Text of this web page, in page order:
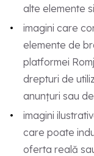
alte elemente
imagini care
elemente de
platformei
drepturi de
anunțuri sau
imagini
care poate
oferta reală